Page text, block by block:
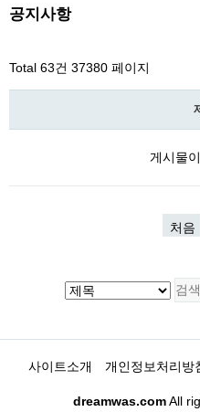
공지사항
Total 63건 37380 페이지
게시물
처음
사이트소개 개인정보처리방
dreamwas.comAll